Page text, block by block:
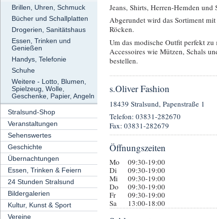
Brillen, Uhren, Schmuck
Bücher und Schallplatten
Drogerien, Sanitätshaus
Essen, Trinken und
Genießen
Handys, Telefonie
Schuhe
Weitere - Lotto, Blumen,
Spielzeug, Wolle,
Geschenke, Papier, Angeln
Stralsund-Shop
Veranstaltungen
Sehenswertes
Geschichte
Übernachtungen
Essen, Trinken & Feiern
24 Stunden Stralsund
Bildergalerien
Kultur, Kunst & Sport
Vereine
Jeans, Shirts, Herren-Hemden
Abgerundet wird das Sortiment
Röcken.
Um das modische Outfit perfekt
Accessoires wie Mützen, Schals
bestellen.
s.Oliver Fashion
18439 Stralsund, Papenstraße 1
Telefon: 03831-282670
Fax: 03831-282679
Öffnungszeiten
Mo
09:30-19:00
Di
09:30-19:00
Mi
09:30-19:00
Do
09:30-19:00
Fr
09:30-19:00
Sa
13:00-18:00